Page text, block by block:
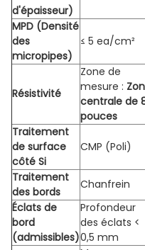
d'épaisseur)
MPD (Densité
des
micropipes)
≤ 5 ea/cm²
Résistivité
Zone de
mesure :
centrale de
pouces
Traitement
de surface
côté Si
CMP (Poli)
Traitement
des bords
Chanfrein
Éclats de
bord
(admissibles)
Profondeur
des éclats <
0,5 mm